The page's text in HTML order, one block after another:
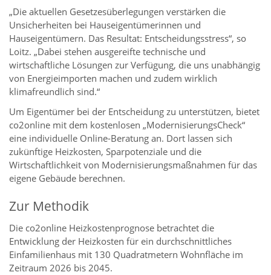
„Die aktuellen Gesetzesüberlegungen verstärken die
Unsicherheiten bei Hauseigentümerinnen und
Hauseigentümern. Das Resultat: Entscheidungsstress“, so
Loitz. „Dabei stehen ausgereifte technische und
wirtschaftliche Lösungen zur Verfügung, die uns unabhängig
von Energieimporten machen und zudem wirklich
klimafreundlich sind.“
Um Eigentümer bei der Entscheidung zu unterstützen, bietet
co2online mit dem kostenlosen „ModernisierungsCheck“
eine individuelle Online-Beratung an. Dort lassen sich
zukünftige Heizkosten, Sparpotenziale und die
Wirtschaftlichkeit von Modernisierungsmaßnahmen für das
eigene Gebäude berechnen.
Zur Methodik
Die co2online Heizkostenprognose betrachtet die
Entwicklung der Heizkosten für ein durchschnittliches
Einfamilienhaus mit 130 Quadratmetern Wohnfläche im
Zeitraum 2026 bis 2045.